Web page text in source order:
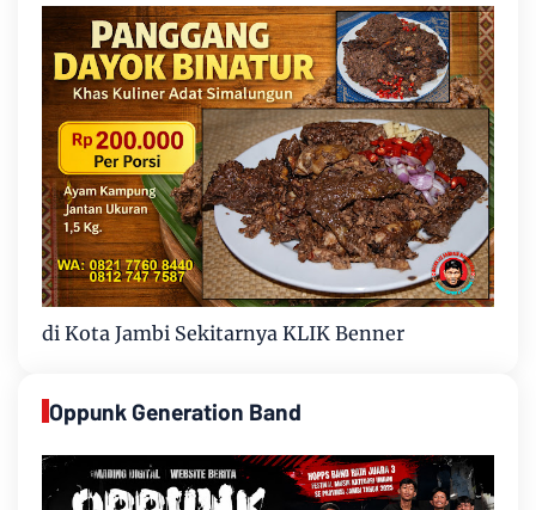
di Kota Jambi Sekitarnya KLIK Benner
Oppunk Generation Band